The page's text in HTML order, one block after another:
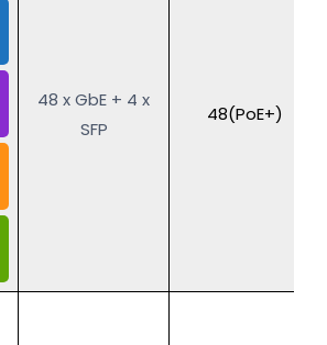
48 x GbE + 4 x
SFP
48(PoE+)